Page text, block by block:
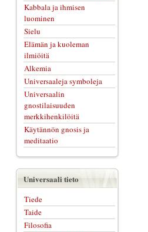
Kabbala ja ihmisen
luominen
Sielu
Elämän ja kuoleman
ilmiöitä
Alkemia
Universaaleja symboleja
Universaalin
gnostilaisuuden
merkkihenkilöitä
Käytännön gnosis ja
meditaatio
Universaali tieto
Tiede
Taide
Filosofia